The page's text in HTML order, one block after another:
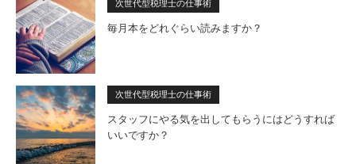
次世代型税理士の仕事術
毎月本をどれぐらい読みますか？
次世代型税理士の仕事術
スタッフにやる気を出してもらうにはどうすれば
いいですか？